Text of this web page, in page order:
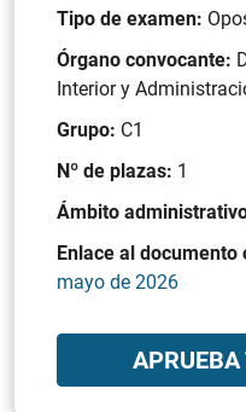
Tipo de examen:
Órgano convocante:
Interior y
Grupo: C1
Nº de plazas: 1
Ámbito
Enlace al documento
mayo de 2026